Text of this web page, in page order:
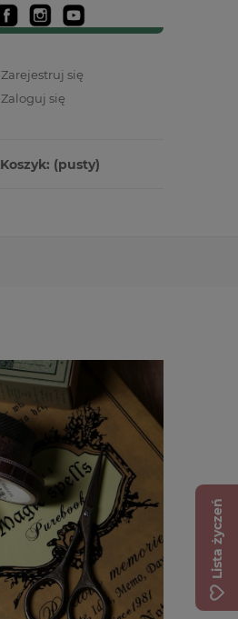
Zarejestruj się
Zaloguj się
Koszyk: (pusty)
Lista życzeń